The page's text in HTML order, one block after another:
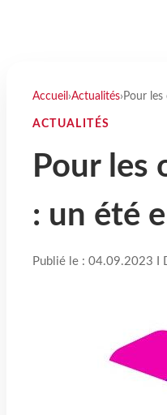
Accueil ›Actualités› Pour
ACTUALITÉS
Pour les
: un été
Publié le : 04.09.2023 I